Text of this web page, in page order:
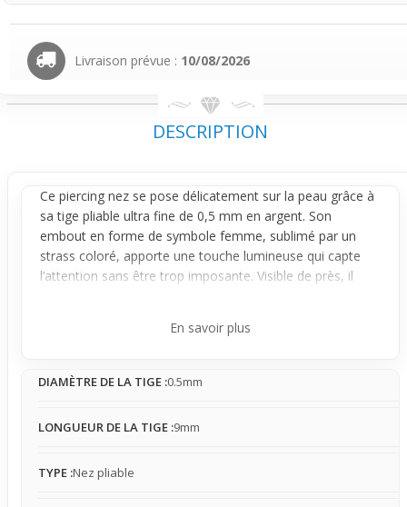
Livraison prévue : 10/08/2026
DESCRIPTION
Ce piercing nez se pose délicatement sur la peau grâce à
sa tige pliable ultra fine de 0,5 mm en argent. Son
embout en forme de symbole femme, sublimé par un
strass coloré, apporte une touche lumineuse qui capte
l’attention sans être trop imposante. Visible de près, il
ne pas surcharger le style global.
et style. Sa tige pliable permet une mise en place facile et
fois en place. Sa finesse limite les interactions gênantes
piercingconvient parfaitement à celles qui veulent tester
En savoir plus
DIAMÈTRE DE LA TIGE :0.5mm
LONGUEUR DE LA TIGE :9mm
TYPE :Nez pliable